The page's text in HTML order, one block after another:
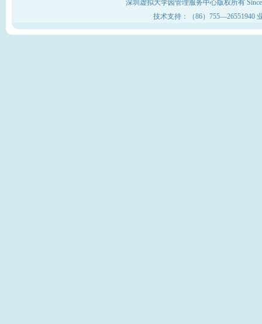
深圳虚拟大学园管理服务中心版权所有
技术支持：（86）755—26551940